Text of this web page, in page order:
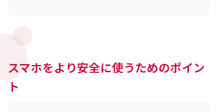
スマホをより安全に使うためのポイン
ト